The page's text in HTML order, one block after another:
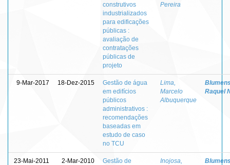
construtivos
industrializados
para edificações
públicas :
avaliação de
contratações
públicas de
projeto
Pereira
9-Mar-2017 18-Dez-2015
Gestão de água
em edifícios
públicos
administrativos :
recomendações
baseadas em
estudo de caso
no TCU
Lima,
Marcelo
Albuquerque
Raquel
23-Mai-2011 2-Mar-2010
Gestão de
Inojosa,